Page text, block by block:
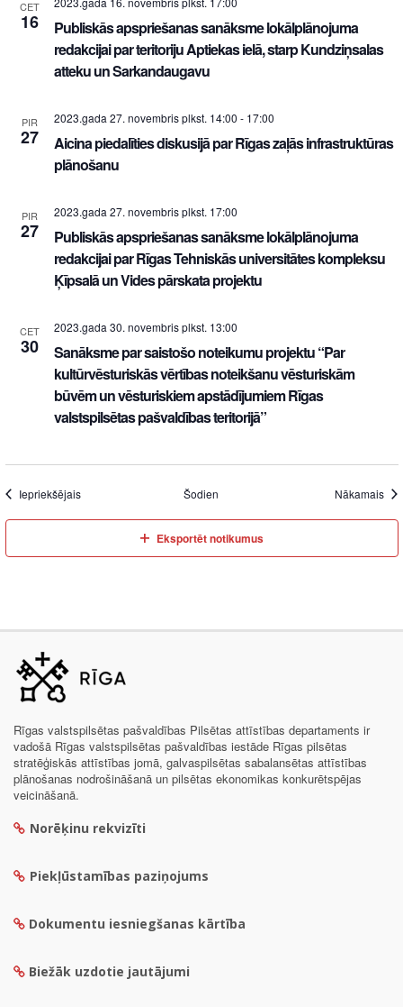
CET
16
Publiskās apspriešanas sanāksme lokālplānojuma
redakcijai par teritoriju Aptiekas ielā, starp Kundziņsalas
atteku un Sarkandaugavu
PIR
27
2023.gada 27. novembris plkst. 14:00 - 17:00
Aicina piedalīties diskusijā par Rīgas zaļās infrastruktūras
plānošanu
PIR
27
2023.gada 27. novembris plkst. 17:00
Publiskās apspriešanas sanāksme lokālplānojuma
redakcijai par Rīgas Tehniskās universitātes kompleksu
Ķīpsalā un Vides pārskata projektu
CET
30
2023.gada 30. novembris plkst. 13:00
Sanāksme par saistošo noteikumu projektu “Par
kultūrvēsturiskās vērtības noteikšanu vēsturiskām
būvēm un vēsturiskiem apstādījumiem Rīgas
valstspilsētas pašvaldības teritorijā”
Iepriekšējais Šodien Nākamais
Eksportēt notikumus
Rīgas valstspilsētas pašvaldības Pilsētas attīstības departaments ir
vadošā Rīgas valstspilsētas pašvaldības iestāde Rīgas pilsētas
stratēģiskās attīstības jomā, galvaspilsētas sabalansētas attīstības
plānošanas nodrošināšanā un pilsētas ekonomikas konkurētspējas
veicināšanā.
Norēķinu rekvizīti
Piekļūstamības paziņojums
Dokumentu iesniegšanas kārtība
Biežāk uzdotie jautājumi